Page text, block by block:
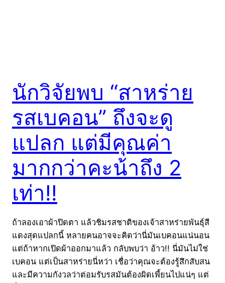
นักวิจัยพบ “สาหร่าย
รสเบคอน” ถึงจะดู
แปลก แต่มีคุณค่า
มากกว่าคะน้าถึง 2
เท่า!!
ถ้าลองเอาผ้าปิดตา แล้วชิมรสชาติของเจ้าสาหร่ายพันธุ์สี
แดงสุดแปลกนี้ หลายคนอาจจะคิดว่านี่มันเบคอนแน่นอน
แต่ถ้าหากเปิดผ้าออกมาแล้ว กลับพบว่า อ้าว!! นี่มันไม่ใช่
เบคอน แต่เป็นสาหร่ายนี่หว่า เชื่อว่าคุณจะต้องรู้สึกสับสน
และมีความกังวลว่าต่อมรับรสมันต้องผิดเพี้ยนไปแน่ๆ แต่